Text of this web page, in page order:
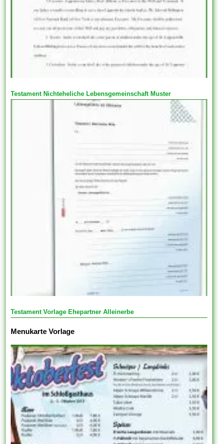
Testament Nichteheliche Lebensgemeinschaft Muster
Testament Vorlage Ehepartner Alleinerbe
Menukarte Vorlage